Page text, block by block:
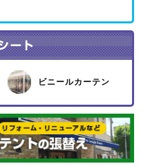
ビニールカーテン